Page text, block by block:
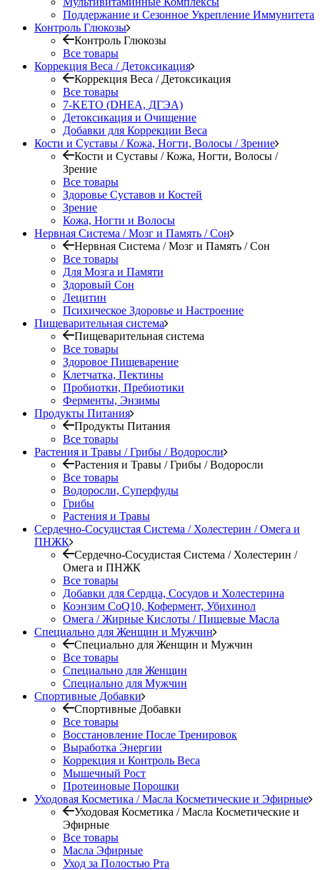
Поддержание и Сезонное Укрепление Иммунитета
Контроль Глюкозы
Контроль Глюкозы
Все товары
Коррекция Веса / Детоксикация
Коррекция Веса / Детоксикация
Все товары
7-KETO (DHEA, ДГЭА)
Детоксикация и Очищение
Добавки для Коррекции Веса
Кости и Суставы / Кожа, Ногти, Волосы / Зрение
Кости и Суставы / Кожа, Ногти, Волосы /
Зрение
Все товары
Здоровье Суставов и Костей
Зрение
Кожа, Ногти и Волосы
Нервная Система / Мозг и Память / Сон
Нервная Система / Мозг и Память / Сон
Все товары
Для Мозга и Памяти
Здоровый Сон
Лецитин
Психическое Здоровье и Настроение
Пищеварительная система
Пищеварительная система
Все товары
Здоровое Пищеварение
Клетчатка, Пектины
Пробиотки, Пребиотики
Ферменты, Энзимы
Продукты Питания
Продукты Питания
Все товары
Растения и Травы / Грибы / Водоросли
Растения и Травы / Грибы / Водоросли
Все товары
Водоросли, Суперфуды
Грибы
Растения и Травы
Сердечно-Сосудистая Система / Холестерин / Омега и
ПНЖК
Сердечно-Сосудистая Система / Холестерин /
Омега и ПНЖК
Все товары
Добавки для Сердца, Сосудов и Холестерина
Коэнзим CoQ10, Кофермент, Убихинол
Омега / Жирные Кислоты / Пищевые Масла
Специально для Женщин и Мужчин
Специально для Женщин и Мужчин
Все товары
Специально для Женщин
Специально для Мужчин
Спортивные Добавки
Спортивные Добавки
Все товары
Восстановление После Тренировок
Выработка Энергии
Коррекция и Контроль Веса
Мышечный Рост
Протеиновые Порошки
Уходовая Косметика / Масла Косметические и Эфирные
Уходовая Косметика / Масла Косметические и
Эфирные
Все товары
Масла Эфирные
Уход за Полостью Рта